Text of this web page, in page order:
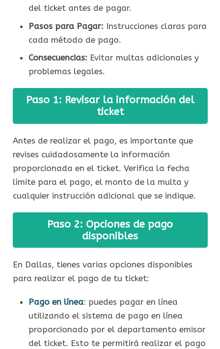
del ticket antes de pagar.
Pasos para Pagar: Instrucciones claras para
cada método de pago.
Consecuencias: Evitar multas adicionales y
problemas legales.
Paso 1: Revisar la información del
ticket
Antes de realizar el pago, es importante que
revises cuidadosamente la información
proporcionada en el ticket. Verifica la fecha
límite para el pago, el monto de la multa y
cualquier instrucción adicional que se indique.
Paso 2: Opciones de pago
disponibles
En Dallas, tienes varias opciones disponibles
para realizar el pago de tu ticket:
Pago en línea: puedes pagar en línea
utilizando el sistema de pago en línea
proporcionado por el departamento emisor
del ticket. Esto te permitirá realizar el pago